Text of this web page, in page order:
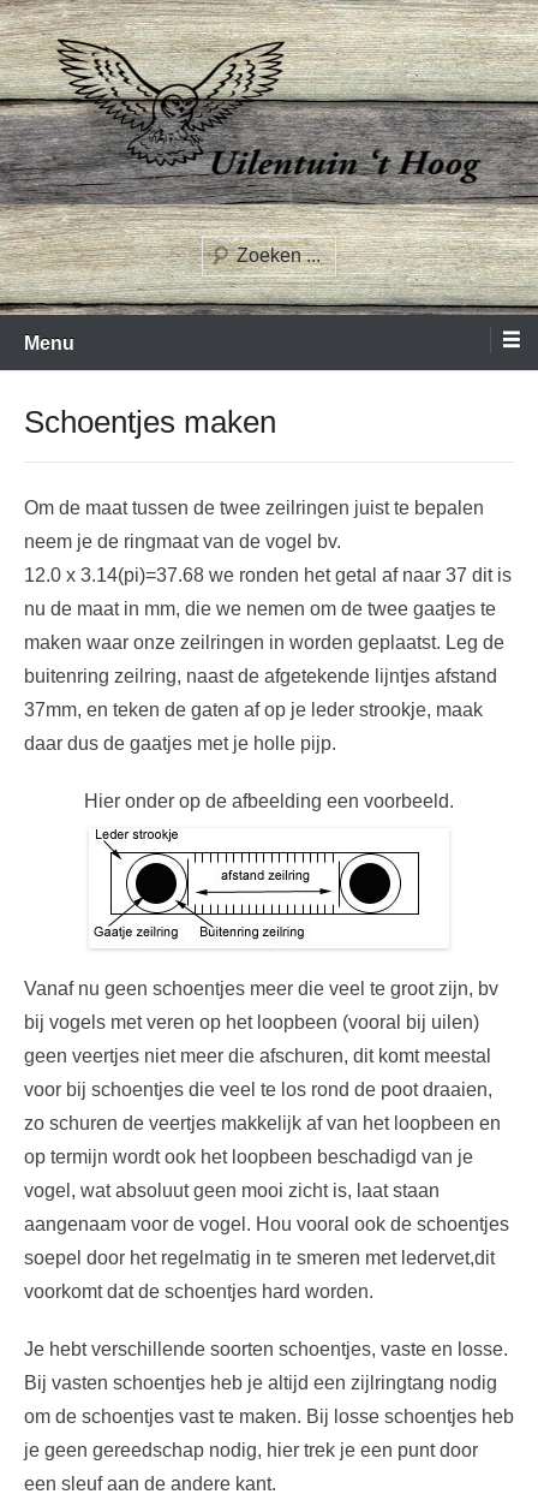
Spring
naar
inhoud
Uilentuin het Hoog
Zoeken
Menu
Schoentjes maken
Om de maat tussen de twee zeilringen juist te bepalen
neem je de ringmaat van de vogel bv.
12.0 x 3.14(pi)=37.68 we ronden het getal af naar 37 dit is
nu de maat in mm, die we nemen om de twee gaatjes te
maken waar onze zeilringen in worden geplaatst. Leg de
buitenring zeilring, naast de afgetekende lijntjes afstand
37mm, en teken de gaten af op je leder strookje, maak
daar dus de gaatjes met je holle pijp.
Hier onder op de afbeelding een voorbeeld.
Vanaf nu geen schoentjes meer die veel te groot zijn, bv
bij vogels met veren op het loopbeen (vooral bij uilen)
geen veertjes niet meer die afschuren, dit komt meestal
voor bij schoentjes die veel te los rond de poot draaien,
zo schuren de veertjes makkelijk af van het loopbeen en
op termijn wordt ook het loopbeen beschadigd van je
vogel, wat absoluut geen mooi zicht is, laat staan
aangenaam voor de vogel. Hou vooral ook de schoentjes
soepel door het regelmatig in te smeren met ledervet,dit
voorkomt dat de schoentjes hard worden.
Je hebt verschillende soorten schoentjes, vaste en losse.
Bij vasten schoentjes heb je altijd een zijlringtang nodig
om de schoentjes vast te maken. Bij losse schoentjes heb
je geen gereedschap nodig, hier trek je een punt door
een sleuf aan de andere kant.